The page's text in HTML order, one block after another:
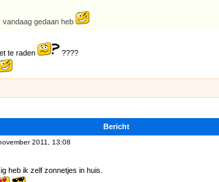
gedaan heb
te raden
????
Bericht
2011, 13:08
heb ik zelf zonnetjes in huis.